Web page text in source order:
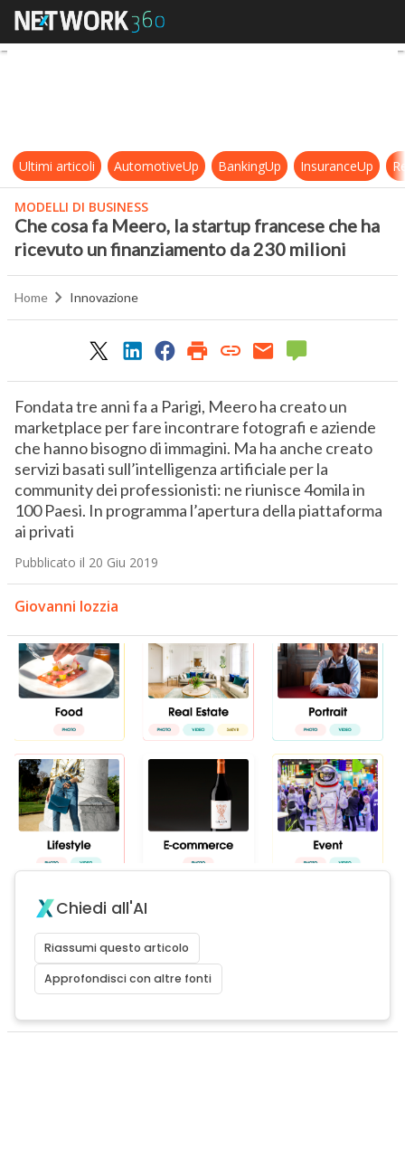
Che cosa fa Meero, la startup
Ultimi articoli AutomotiveUp BankingUp InsuranceUp
MODELLI DI BUSINESS
Che cosa fa Meero, la startup francese che ha
ricevuto un finanziamento da 230 milioni
Home Innovazione
Fondata tre anni fa a Parigi, Meero ha creato un
marketplace per fare incontrare fotografi e aziende
che hanno bisogno di immagini. Ma ha anche creato
servizi basati sull’intelligenza artificiale per la
community dei professionisti: ne riunisce 4omila in
100 Paesi. In programma l’apertura della piattaforma
ai privati
Pubblicato il 20 Giu 2019
Giovanni Iozzia
Chiedi all'AI
Riassumi questo articolo
Approfondisci con altre fonti